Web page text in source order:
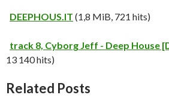
DEEPHOUS.IT (1,8 MiB, 721 hits)
track 8, Cyborg Jeff - Deep House
13 140 hits)
Related Posts